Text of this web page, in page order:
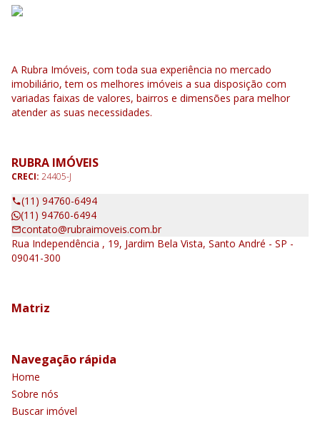
A Rubra Imóveis, com toda sua experiência no mercado
imobiliário, tem os melhores imóveis a sua disposição com
variadas faixas de valores, bairros e dimensões para melhor
atender as suas necessidades.
RUBRA IMÓVEIS
CRECI: 24405-J
(11) 94760-6494
(11) 94760-6494
contato@rubraimoveis.com.br
Rua Independência , 19, Jardim Bela Vista, Santo André - SP -
09041-300
Matriz
Navegação rápida
Home
Sobre nós
Buscar imóvel